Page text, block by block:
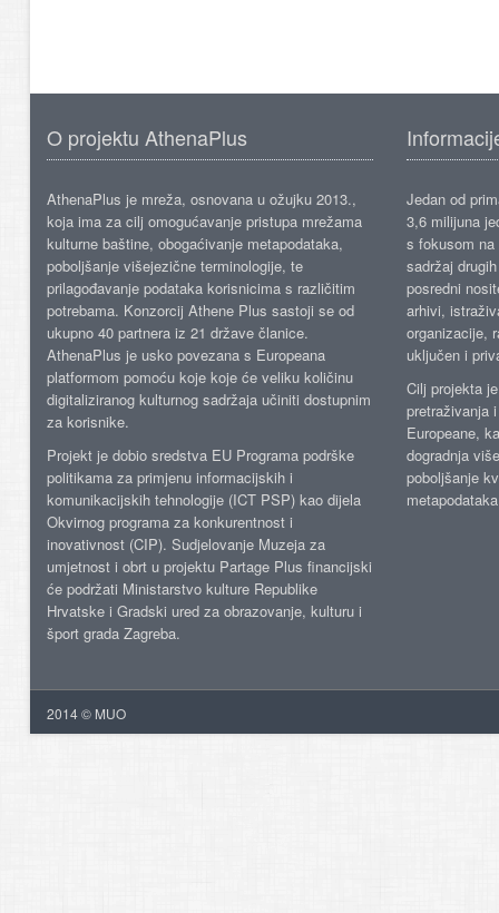
O projektu AthenaPlus
AthenaPlus je mreža, osnovana u ožujku 2013.,
koja ima za cilj omogućavanje pristupa mrežama
kulturne baštine, obogaćivanje metapodataka,
poboljšanje višejezične terminologije, te
prilagođavanje podataka korisnicima s različitim
potrebama. Konzorcij Athene Plus sastoji se od
ukupno 40 partnera iz 21 države članice.
AthenaPlus je usko povezana s Europeana
platformom pomoću koje koje će veliku količinu
digitaliziranog kulturnog sadržaja učiniti dostupnim
za korisnike.
Projekt je dobio sredstva EU Programa podrške
politikama za primjenu informacijskih i
komunikacijskih tehnologije (ICT PSP) kao dijela
Okvirnog programa za konkurentnost i
inovativnost (CIP). Sudjelovanje Muzeja za
umjetnost i obrt u projektu Partage Plus financijski
će podržati Ministarstvo kulture Republike
Hrvatske i Gradski ured za obrazovanje, kulturu i
šport grada Zagreba.
Jedan od
3,6 milijuna
s fokusom
sadržaj
posredni
arhivi,
organizacije,
uključen i
Cilj projekta
pretraživanja
Europeane,
dogradnja
poboljšanje
2014 © MUO